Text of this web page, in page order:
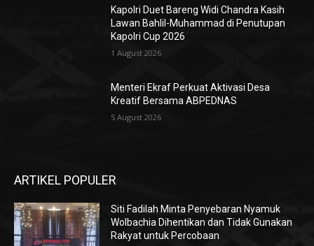
Kapolri Duet Bareng Widi Chandra Kasih
Lawan Bahlil-Muhammad di Penutupan
Kapolri Cup 2026
1 August 2026
Menteri Ekraf Perkuat Aktivasi Desa
Kreatif Bersama ABPEDNAS
5 August 2026
ARTIKEL POPULER
Siti Fadilah Minta Penyebaran Nyamuk
Wolbachia Dihentikan dan Tidak Gunakan
Rakyat untuk Percobaan